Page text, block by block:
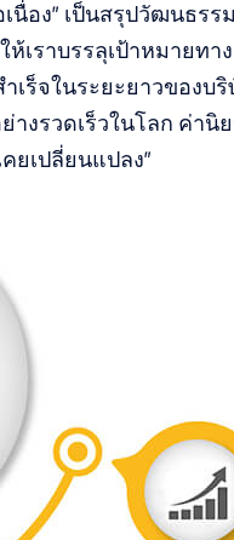
อง” เป็นสรุปวัฒนธรร
เราบรรลุเป้าหมายทา
เร็จในระยะยาวของบ
งรวดเร็วในโลก ค่านิย
ยเปลี่ยนแปลง”